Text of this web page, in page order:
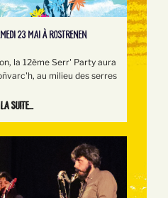
23 MAI À ROSTRENEN
la 12ème Serr' Party aura
au milieu des serres
suite...